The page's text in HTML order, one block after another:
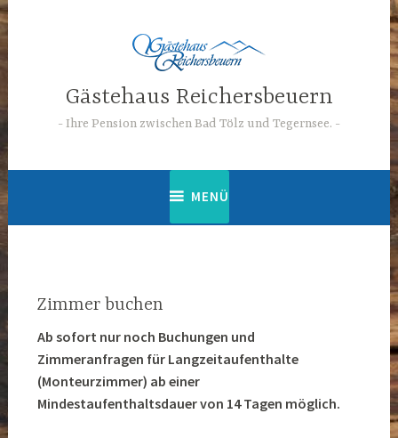
Zum
Inhalt
springen
Gästehaus Reichersbeuern
Ihre Pension zwischen Bad Tölz und Tegernsee.
MENÜ
Zimmer buchen
Ab sofort nur noch Buchungen und
Zimmeranfragen für Langzeitaufenthalte
(Monteurzimmer) ab einer
Mindestaufenthaltsdauer von 14 Tagen möglich.